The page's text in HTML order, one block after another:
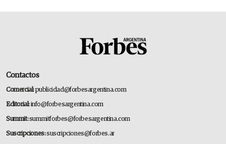
Contactos
Comercial:publicidad@forbesargentina.com
Editorial:info@forbesargentina.com
Summit:summitforbes@forbesargentina.com
Suscripciones:suscripciones@forbes.ar